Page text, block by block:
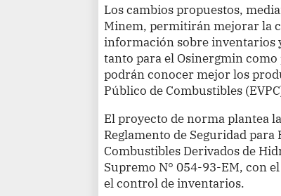
Los cambios propuestos,
Minem, permitirán mejorar la
información sobre inventarios
tanto para el Osinergmin
podrán conocer mejor los
Público de Combustibles
El proyecto de norma plantea
Reglamento de Seguridad
Combustibles Derivados de
Supremo N° 054-93-EM, con
el control de inventarios.